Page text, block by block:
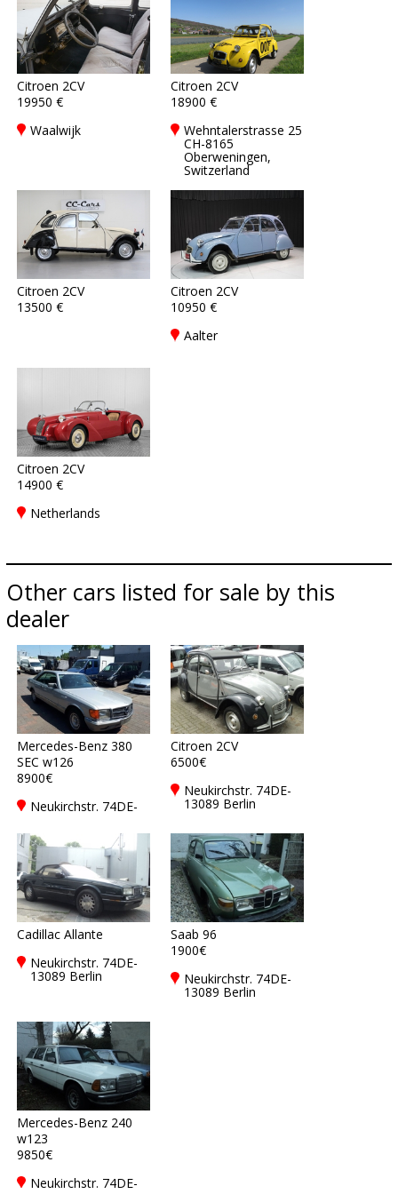
Citroen 2CV
19950 €
Waalwijk
Citroen 2CV
18900 €
Wehntalerstrasse 25
CH-8165
Oberweningen,
Switzerland
Citroen 2CV
13500 €
Citroen 2CV
10950 €
Aalter
Citroen 2CV
14900 €
Netherlands
Other cars listed for sale by this
dealer
Mercedes-Benz 380
SEC w126
8900€
Neukirchstr. 74DE-
Citroen 2CV
6500€
Neukirchstr. 74DE-
13089 Berlin
Cadillac Allante
Neukirchstr. 74DE-
13089 Berlin
Saab 96
1900€
Neukirchstr. 74DE-
13089 Berlin
Mercedes-Benz 240
w123
9850€
Neukirchstr. 74DE-